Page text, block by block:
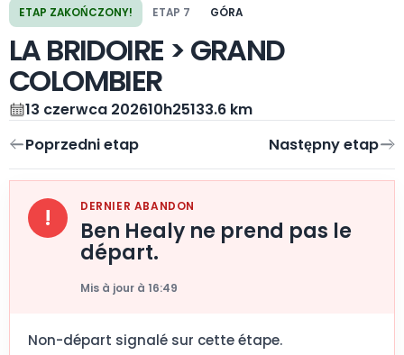
ETAP ZAKOŃCZONY! ETAP 7 GÓRA
LA BRIDOIRE > GRAND
COLOMBIER
13 czerwca 202610h25133.6 km
! DERNIER ABANDON
Ben Healy ne prend pas le
départ.
Mis à jour à 16:49
Non-départ signalé sur cette étape.